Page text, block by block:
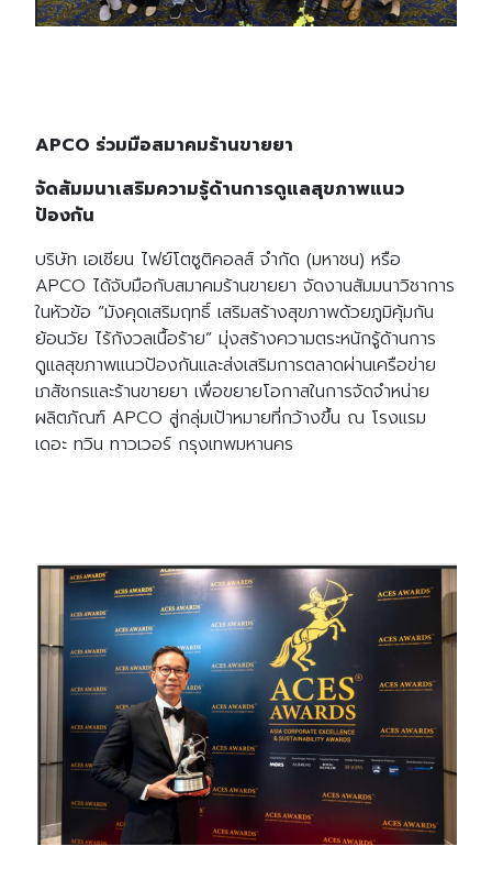
for: Search
APCO ร่วมมือสมาคมร้านขายยา
จัดสัมมนาเสริมความรู้ด้านการดูแลสุขภาพแนว
ป้องกัน
บริษัท เอเชียน ไฟย์โตซูติคอลส์ จำกัด (มหาชน) หรือ
APCO ได้จับมือกับสมาคมร้านขายยา จัดงานสัมมนาวิชาการ
ในหัวข้อ “มังคุดเสริมฤทธิ์ เสริมสร้างสุขภาพด้วยภูมิคุ้มกัน
ย้อนวัย ไร้กังวลเนื้อร้าย” มุ่งสร้างความตระหนักรู้ด้านการ
ดูแลสุขภาพแนวป้องกันและส่งเสริมการตลาดผ่านเครือข่าย
เภสัชกรและร้านขายยา เพื่อขยายโอกาสในการจัดจำหน่าย
ผลิตภัณฑ์ APCO สู่กลุ่มเป้าหมายที่กว้างขึ้น ณ โรงแรม
เดอะ ทวิน ทาวเวอร์ กรุงเทพมหานคร